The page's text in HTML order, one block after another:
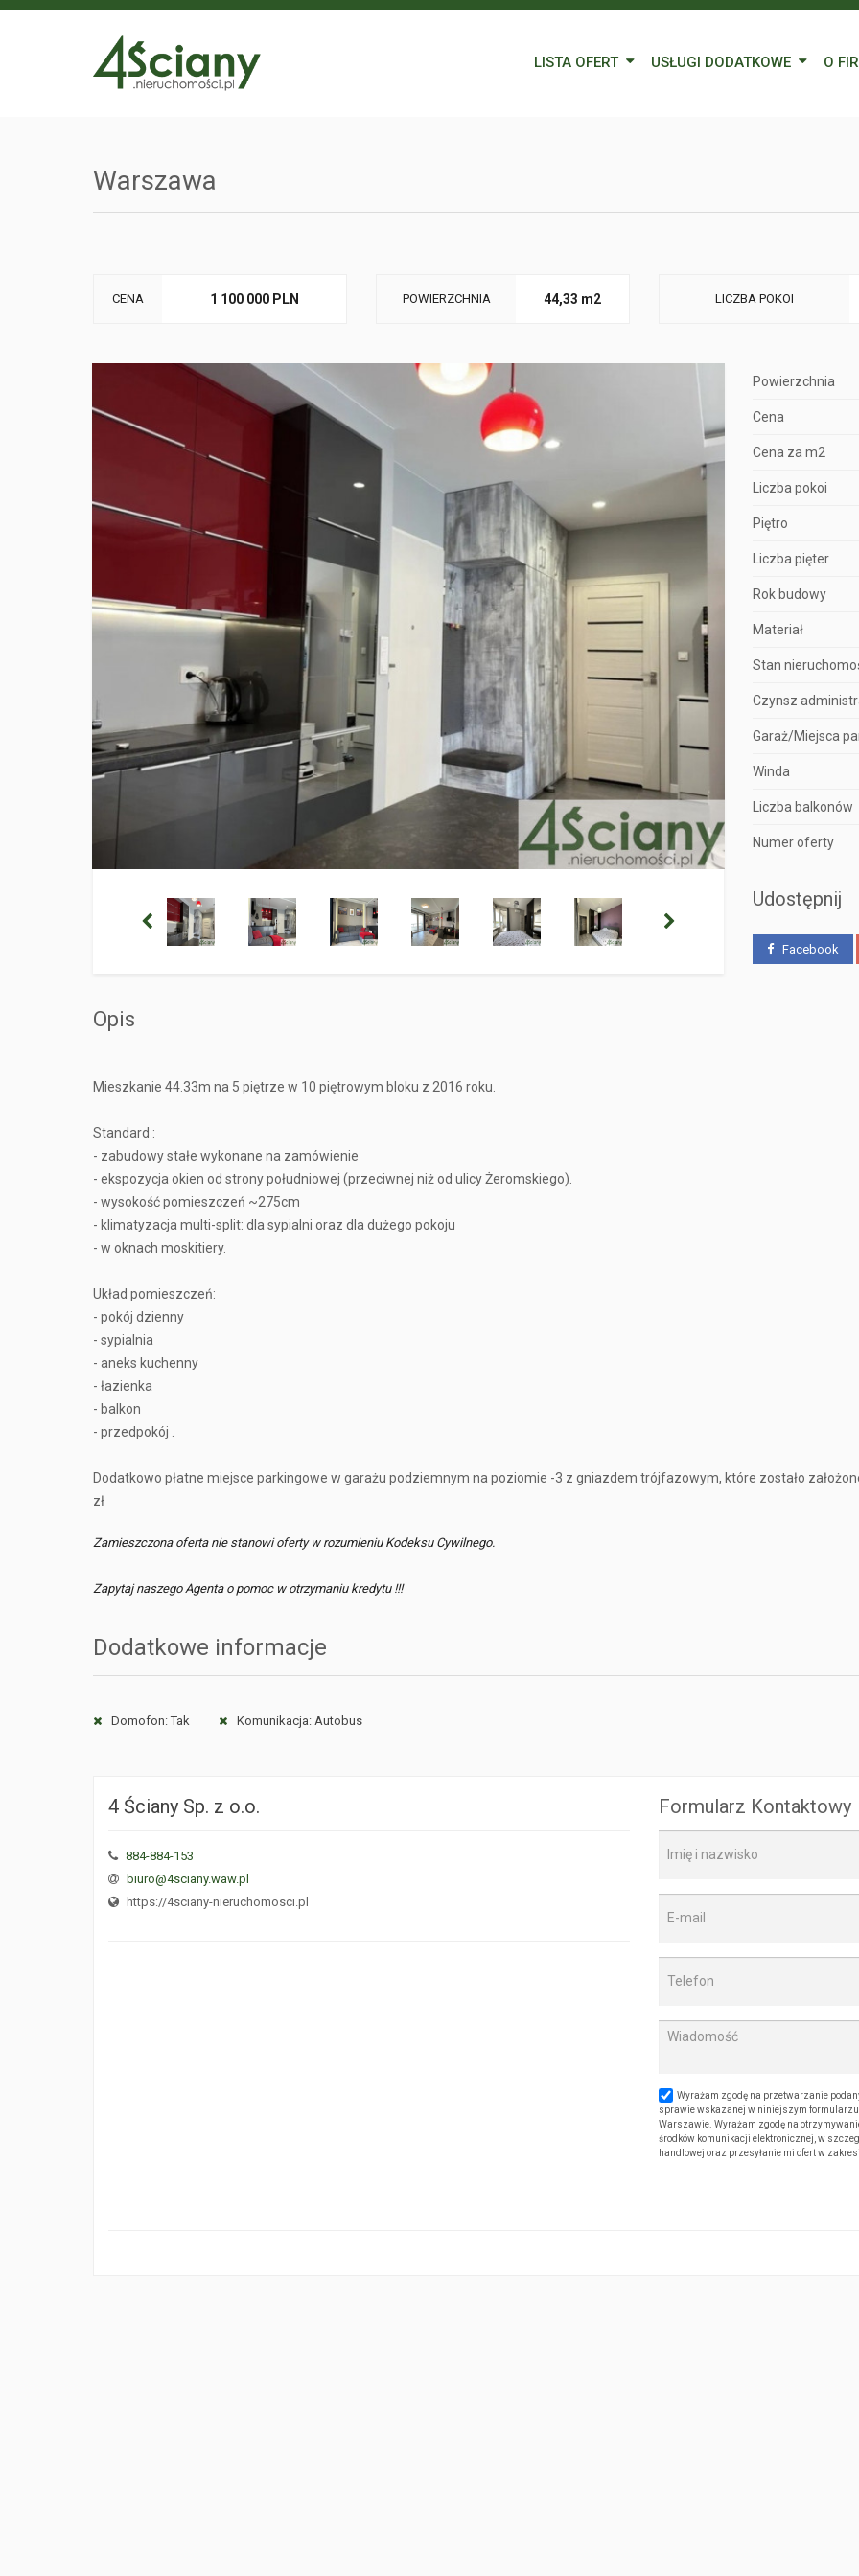
LISTA OFERT USŁUGI DODATKOWE O
Warszawa
CENA 1 100 000 PLN POWIERZCHNIA 44,33 m2 LICZBA POKOI
Powierzchnia
Cena
Cena za m2
Liczba pokoi
Piętro
Liczba pięter
Rok budowy
Materiał
Stan
Czynsz
Garaż/Miejsca
Winda
Liczba balkonów
Numer oferty
Udostępnij
Facebook
Opis
Mieszkanie 44.33m na 5 piętrze w 10 piętrowym bloku z 2016 roku.
Standard :
- zabudowy stałe wykonane na zamówienie
- ekspozycja okien od strony południowej (przeciwnej niż od ulicy Żeromskiego).
- wysokość pomieszczeń ~275cm
- klimatyzacja multi-split: dla sypialni oraz dla dużego pokoju
- w oknach moskitiery.
Układ pomieszczeń:
- pokój dzienny
- sypialnia
- aneks kuchenny
- łazienka
- balkon
- przedpokój .
Dodatkowo płatne miejsce parkingowe w garażu podziemnym na poziomie -3 z gniazdem trójfazowym, które zostało
zł
Zamieszczona oferta nie stanowi oferty w rozumieniu Kodeksu Cywilnego.
Zapytaj naszego Agenta o pomoc w otrzymaniu kredytu !!!
Dodatkowe informacje
Domofon: Tak Komunikacja: Autobus
4 Ściany Sp. z o.o.
884-884-153
biuro@4sciany.waw.pl
https://4sciany-nieruchomosci.pl
Formularz Kontaktowy
Wyrażam zgodę na przetwarzanie
sprawie wskazanej w niniejszym
Warszawie. Wyrażam zgodę na
środków komunikacji elektronicznej, w
handlowej oraz przesyłanie mi ofert w